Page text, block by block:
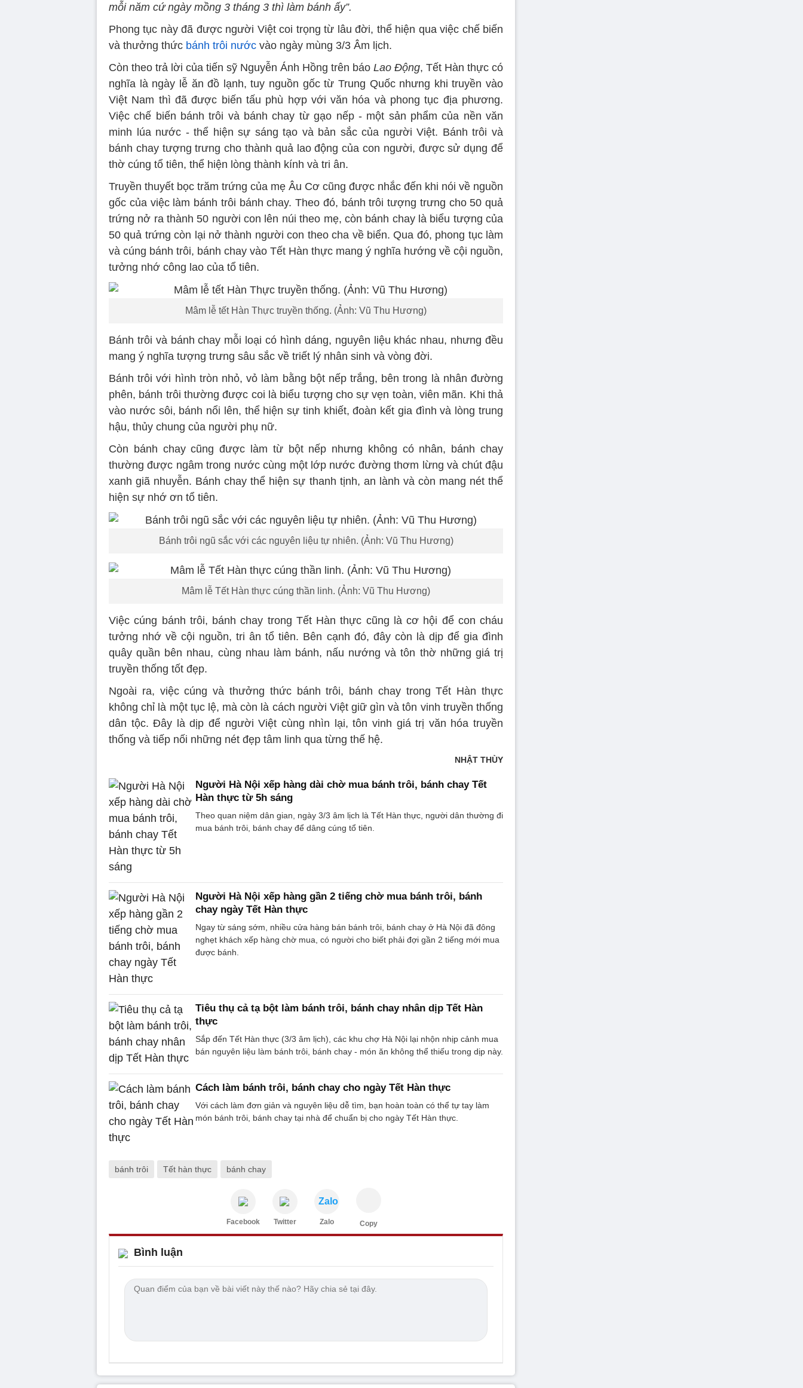
mỗi năm cứ ngày mồng 3 tháng 3 thì làm bánh ấy”.
Phong tục này đã được người Việt coi trọng từ lâu đời, thể hiện qua việc chế biến
và thưởng thức bánh trôi nước vào ngày mùng 3/3 Âm lịch.
Còn theo trả lời của tiến sỹ Nguyễn Ánh Hồng trên báo Lao Động, Tết Hàn thực có
nghĩa là ngày lễ ăn đồ lạnh, tuy nguồn gốc từ Trung Quốc nhưng khi truyền vào
Việt Nam thì đã được biến tấu phù hợp với văn hóa và phong tục địa phương.
Việc chế biến bánh trôi và bánh chay từ gạo nếp - một sản phẩm của nền văn
minh lúa nước - thể hiện sự sáng tạo và bản sắc của người Việt. Bánh trôi và
bánh chay tượng trưng cho thành quả lao động của con người, được sử dụng để
thờ cúng tổ tiên, thể hiện lòng thành kính và tri ân.
Truyền thuyết bọc trăm trứng của mẹ Âu Cơ cũng được nhắc đến khi nói về nguồn
gốc của việc làm bánh trôi bánh chay. Theo đó, bánh trôi tượng trưng cho 50 quả
trứng nở ra thành 50 người con lên núi theo mẹ, còn bánh chay là biểu tượng của
50 quả trứng còn lại nở thành người con theo cha về biển. Qua đó, phong tục làm
và cúng bánh trôi, bánh chay vào Tết Hàn thực mang ý nghĩa hướng về cội nguồn,
tưởng nhớ công lao của tổ tiên.
Mâm lễ tết Hàn Thực truyền thống. (Ảnh: Vũ Thu Hương)
Bánh trôi và bánh chay mỗi loại có hình dáng, nguyên liệu khác nhau, nhưng đều
mang ý nghĩa tượng trưng sâu sắc về triết lý nhân sinh và vòng đời.
Bánh trôi với hình tròn nhỏ, vỏ làm bằng bột nếp trắng, bên trong là nhân đường
phên, bánh trôi thường được coi là biểu tượng cho sự vẹn toàn, viên mãn. Khi thả
vào nước sôi, bánh nổi lên, thể hiện sự tinh khiết, đoàn kết gia đình và lòng trung
hậu, thủy chung của người phụ nữ.
Còn bánh chay cũng được làm từ bột nếp nhưng không có nhân, bánh chay
thường được ngâm trong nước cùng một lớp nước đường thơm lừng và chút đậu
xanh giã nhuyễn. Bánh chay thể hiện sự thanh tịnh, an lành và còn mang nét thể
hiện sự nhớ ơn tổ tiên.
Bánh trôi ngũ sắc với các nguyên liệu tự nhiên. (Ảnh: Vũ Thu Hương)
Mâm lễ Tết Hàn thực cúng thần linh. (Ảnh: Vũ Thu Hương)
Việc cúng bánh trôi, bánh chay trong Tết Hàn thực cũng là cơ hội để con cháu
tưởng nhớ về cội nguồn, tri ân tổ tiên. Bên cạnh đó, đây còn là dịp để gia đình
quây quần bên nhau, cùng nhau làm bánh, nấu nướng và tôn thờ những giá trị
truyền thống tốt đẹp.
Ngoài ra, việc cúng và thưởng thức bánh trôi, bánh chay trong Tết Hàn thực
không chỉ là một tục lệ, mà còn là cách người Việt giữ gìn và tôn vinh truyền thống
dân tộc. Đây là dịp để người Việt cùng nhìn lại, tôn vinh giá trị văn hóa truyền
thống và tiếp nối những nét đẹp tâm linh qua từng thế hệ.
NHẬT THÙY
Người Hà Nội xếp hàng dài chờ mua bánh trôi, bánh chay Tết
Hàn thực từ 5h sáng
Theo quan niệm dân gian, ngày 3/3 âm lịch là Tết Hàn thực, người dân thường đi
mua bánh trôi, bánh chay để dâng cúng tổ tiên.
Người Hà Nội xếp hàng gần 2 tiếng chờ mua bánh trôi, bánh
chay ngày Tết Hàn thực
Ngay từ sáng sớm, nhiều cửa hàng bán bánh trôi, bánh chay ở Hà Nội đã đông
nghẹt khách xếp hàng chờ mua, có người cho biết phải đợi gần 2 tiếng mới mua
được bánh.
Tiêu thụ cả tạ bột làm bánh trôi, bánh chay nhân dịp Tết Hàn
thực
Sắp đến Tết Hàn thực (3/3 âm lịch), các khu chợ Hà Nội lại nhộn nhịp cảnh mua
bán nguyên liệu làm bánh trôi, bánh chay - món ăn không thể thiếu trong dịp này.
Cách làm bánh trôi, bánh chay cho ngày Tết Hàn thực
Với cách làm đơn giản và nguyên liệu dễ tìm, bạn hoàn toàn có thể tự tay làm
món bánh trôi, bánh chay tại nhà để chuẩn bị cho ngày Tết Hàn thực.
bánh trôi Tết hàn thực bánh chay
Facebook Twitter
Zalo
Zalo Copy
Bình luận